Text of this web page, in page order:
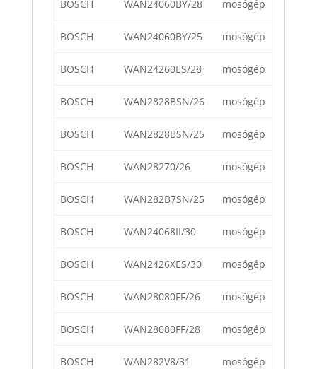
BOSCH WAN24060BY/28 mosógép
BOSCH WAN24060BY/25 mosógép
BOSCH WAN24260ES/28 mosógép
BOSCH WAN2828BSN/26 mosógép
BOSCH WAN2828BSN/25 mosógép
BOSCH WAN28270/26 mosógép
BOSCH WAN282B7SN/25 mosógép
BOSCH WAN24068II/30 mosógép
BOSCH WAN2426XES/30 mosógép
BOSCH WAN28080FF/26 mosógép
BOSCH WAN28080FF/28 mosógép
BOSCH WAN282V8/31 mosógép